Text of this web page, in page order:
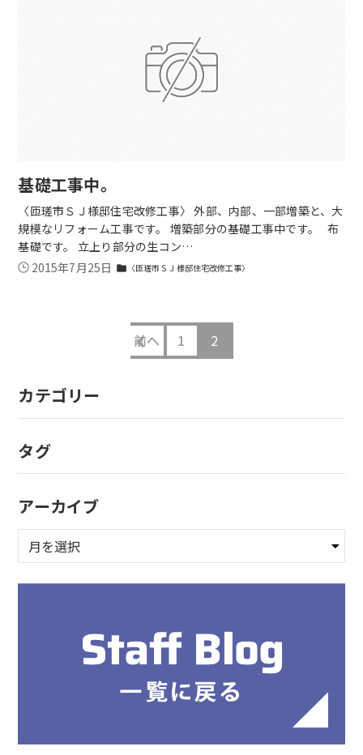
基礎工事中。
〈匝瑳市ＳＪ様邸住宅改修工事〉 外部、内部、一部増築と、大
規模なリフォーム工事です。 増築部分の基礎工事中です。 布
基礎です。 立上り部分の生コン…
2015年7月25日 folder 〈匝瑳市ＳＪ様邸住宅改修工事〉
前へ 1 2
カテゴリー
タグ
アーカイブ